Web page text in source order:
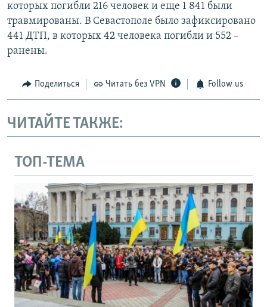
которых погибли 216 человек и еще 1 841 были
травмированы. В Севастополе было зафиксировано
441 ДТП, в которых 42 человека погибли и 552 –
ранены.
Поделиться Читать без VPN Follow us
ЧИТАЙТЕ ТАКЖЕ:
ТОП-ТЕМА